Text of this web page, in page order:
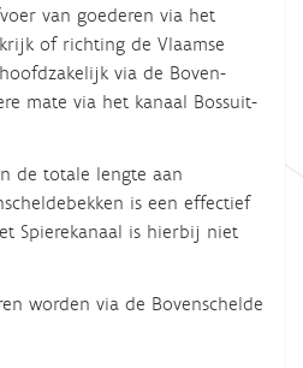
van goederen via het
of richting de Vlaamse
via de Boven-
mate via het kanaal Bossuit-
de totale lengte aan
is een effectief
Spierekanaal is hierbij niet
worden via de Bovenschelde